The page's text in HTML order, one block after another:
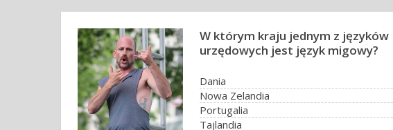
W którym kraju jednym z języków
urzędowych jest język migowy?
Dania
Nowa Zelandia
Portugalia
Tajlandia